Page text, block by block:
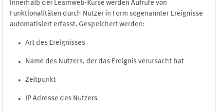
Innerhalb der Learnweb-Kurse werden Aufrufe von
Funktionalitäten durch Nutzer in Form sogenannter Ereignisse
automatisiert erfasst. Gespeichert werden:
Art des Ereignisses
Name des Nutzers, der das Ereignis verursacht hat
Zeitpunkt
IP Adresse des Nutzers